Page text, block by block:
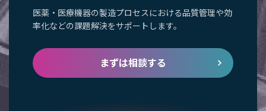
医薬・医療機器の製造プロセスにおける品質管理や効
率化などの課題解決をサポートします。
まずは相談する